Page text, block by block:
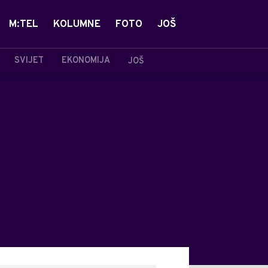
SVIJET EKONOMIJA JOŠ
M:TEL KOLUMNE FOTO JOŠ